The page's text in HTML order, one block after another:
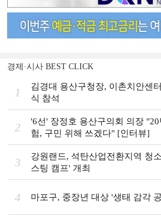
경제·시사 BEST CLICK
1
김경대 용산구청장, 이촌치안센
식 참석
2
'6선' 장정호 용산구의회 의장 "20
험, 구민 위해 쓰겠다" [인터뷰]
3
강원랜드, 석탄산업전환지역 청
스팅 캠프' 개최
4 마포구, 중장년 대상 '생태 감각